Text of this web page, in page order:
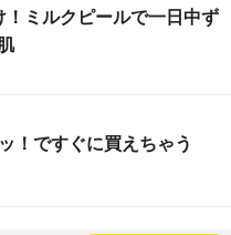
ミルクピールで一日中ず
！ですぐに買えちゃう